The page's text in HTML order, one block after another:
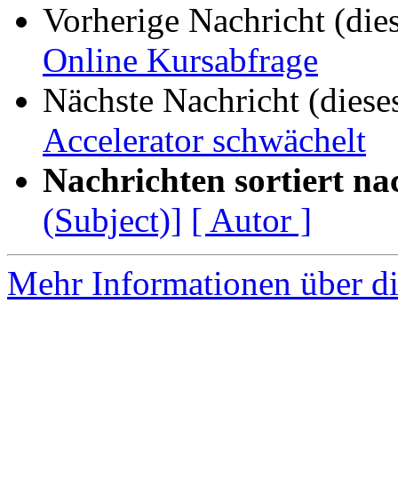
Vorherige Nachricht
Online Kursabfrage
Nächste Nachricht
Accelerator schwächelt
Nachrichten sortiert
(Subject)] [ Autor ]
Mehr Informationen über